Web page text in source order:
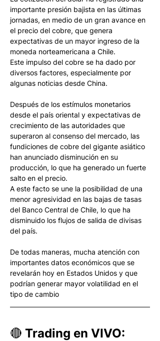
importante presión bajista en las últimas
jornadas, en medio de un gran avance en
el precio del cobre, que genera
expectativas de un mayor ingreso de la
moneda norteamericana a Chile.
Este impulso del cobre se ha dado por
diversos factores, especialmente por
algunas noticias desde China.
Después de los estímulos monetarios
desde el país oriental y expectativas de
crecimiento de las autoridades que
superaron al consenso del mercado, las
fundiciones de cobre del gigante asiático
han anunciado disminución en su
producción, lo que ha generado un fuerte
salto en el precio.
A este facto se une la posibilidad de una
menor agresividad en las bajas de tasas
del Banco Central de Chile, lo que ha
disminuido los flujos de salida de divisas
del país.
De todas maneras, mucha atención con
importantes datos económicos que se
revelarán hoy en Estados Unidos y que
podrían generar mayor volatilidad en el
tipo de cambio
🔴 Trading en VIVO: